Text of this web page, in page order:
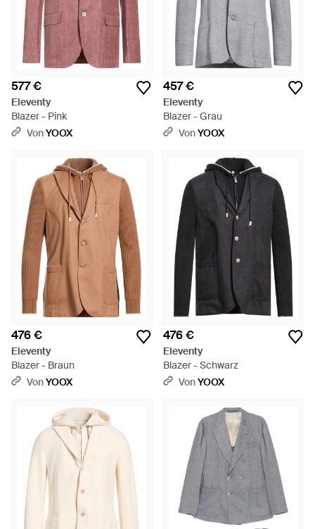
577 €
Eleventy
Blazer - Pink
VonYOOX
457 €
Eleventy
Blazer - Grau
VonYOOX
476 €
Eleventy
Blazer - Braun
VonYOOX
476 €
Eleventy
Blazer - Schwarz
VonYOOX